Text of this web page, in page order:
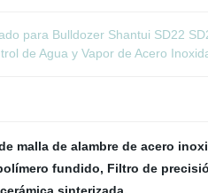
para Bulldozer Shantui SD22
de Agua y Vapor de Acero
malla de alambre de acero
fundido, Filtro de